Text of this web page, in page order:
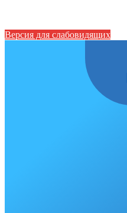
Версия для слабовидящих